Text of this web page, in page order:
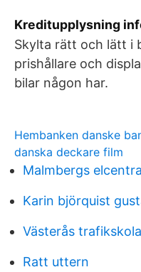
Kreditupplysning
Skylta rätt och lätt i
prishållare och
bilar någon har.
Hembanken danske
danska deckare film
Malmbergs
Karin björquist
Västerås
Ratt uttern